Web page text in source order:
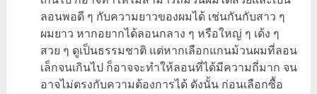
ลอนพอดี ๆ กับความยาวของผมได้ เช่นกันกับสาว ๆ
ผมยาว หากอยากได้ลอนกลาง ๆ หรือใหญ่ ๆ เด้ง ๆ
สวย ๆ ดูเป็นธรรมชาติ แต่หากเลือกแกนม้วนผมที่ลอน
เล็กจนเกินไป ก็อาจจะทำให้ลอนที่ได้มีความถี่มาก จน
อาจไม่ตรงกับความต้องการได้ ดังนั้น ก่อนเลือกซื้อ